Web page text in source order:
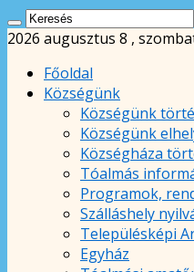
2026 augusztus 8 ,
Főoldal
Községünk
Községünk
Községünk
Községháza
Tóalmás
Programok,
Szálláshely
Településképi
Egyház